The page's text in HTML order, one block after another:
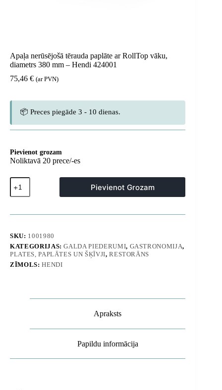
Apaļa nerūsējošā tērauda paplāte ar RollTop vāku,
diametrs 380 mm – Hendi 424001
75,46 € (ar PVN)
📦 Preces piegāde 3 - 10 dienas.
Pievienot grozam
Noliktavā 20 prece/-es
Apaļa
nerūsējošā
tērauda
ar
diametrs
380
mm
-
Pievienot Grozam
SKU: 1001980
KATEGORIJAS:GALDA PIEDERUMI, GASTRONOMIJA,
PLATES, PAPLĀTES UN ŠĶĪVJI,RESTORĀNS
ZĪMOLS:HENDI
Apraksts
Papildu informācija